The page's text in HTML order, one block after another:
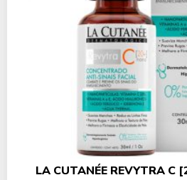
LA CUTANÉE REVYTRA C